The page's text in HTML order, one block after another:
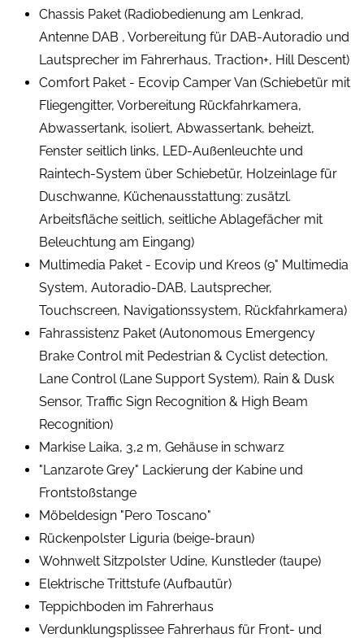
Chassis Paket (Radiobedienung am Lenkrad,
Antenne DAB , Vorbereitung für DAB-Autoradio und
Lautsprecher im Fahrerhaus, Traction+, Hill Descent)
Comfort Paket - Ecovip Camper Van (Schiebetür mit
Fliegengitter, Vorbereitung Rückfahrkamera,
Abwassertank, isoliert, Abwassertank, beheizt,
Fenster seitlich links, LED-Außenleuchte und
Raintech-System über Schiebetür, Holzeinlage für
Duschwanne, Küchenausstattung: zusätzl.
Arbeitsfläche seitlich, seitliche Ablagefächer mit
Beleuchtung am Eingang)
Multimedia Paket - Ecovip und Kreos (9" Multimedia
System, Autoradio-DAB, Lautsprecher,
Touchscreen, Navigationssystem, Rückfahrkamera)
Fahrassistenz Paket (Autonomous Emergency
Brake Control mit Pedestrian & Cyclist detection,
Lane Control (Lane Support System), Rain & Dusk
Sensor, Traffic Sign Recognition & High Beam
Recognition)
Markise Laika, 3,2 m, Gehäuse in schwarz
"Lanzarote Grey" Lackierung der Kabine und
Frontstoßstange
Möbeldesign "Pero Toscano"
Rückenpolster Liguria (beige-braun)
Wohnwelt Sitzpolster Udine, Kunstleder (taupe)
Elektrische Trittstufe (Aufbautür)
Teppichboden im Fahrerhaus
Verdunklungsplissee Fahrerhaus für Front- und